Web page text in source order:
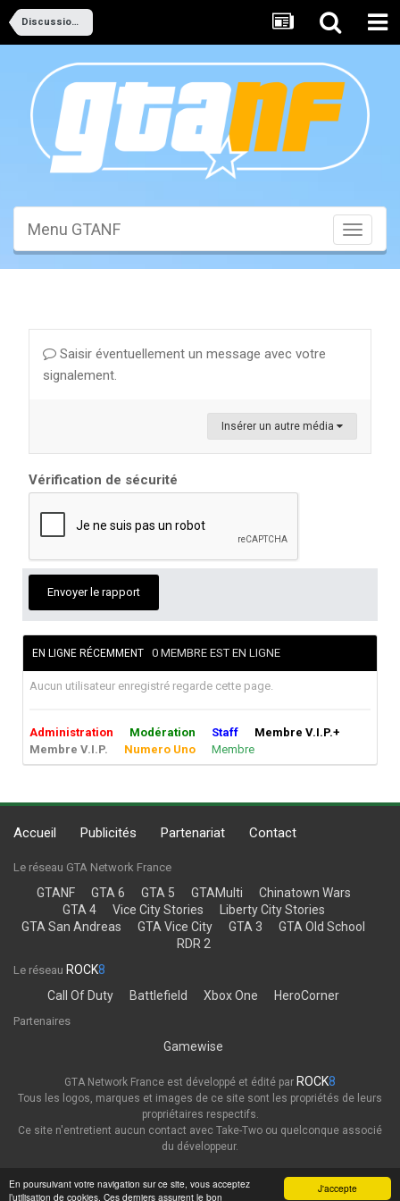
J'accepte
En poursuivant votre navigation sur ce site, vous acceptez
l’utilisation de cookies. Ces derniers assurent le bon
Discussions Générales
Toggle
Menu GTANF
Saisir éventuellement un message avec votre
signalement.
Insérer un autre média
Vérification de sécurité
Envoyer le rapport
EN LIGNE RÉCEMMENT 0 MEMBRE EST EN LIGNE
Aucun utilisateur enregistré regarde cette page.
Administration Modération Staff
Membre V.I.P.+
Membre V.I.P.
Numero Uno Membre
Accueil Publicités Partenariat Contact
Le réseau GTA Network France
GTANF GTA 6 GTA 5 GTAMulti
Chinatown Wars
GTA 4
Vice City Stories
Liberty City Stories
GTA San Andreas
GTA Vice City GTA 3
GTA Old School
RDR 2
Le réseau ROCK8
Call Of Duty
Battlefield Xbox One HeroCorner
Partenaires
Gamewise
GTA Network France est développé et édité par ROCK8
Tous les logos, marques et images de ce site sont les propriétés de leurs
propriétaires respectifs.
Ce site n'entretient aucun contact avec Take-Two ou quelconque associé
du développeur.
Thème Politique de confidentialité